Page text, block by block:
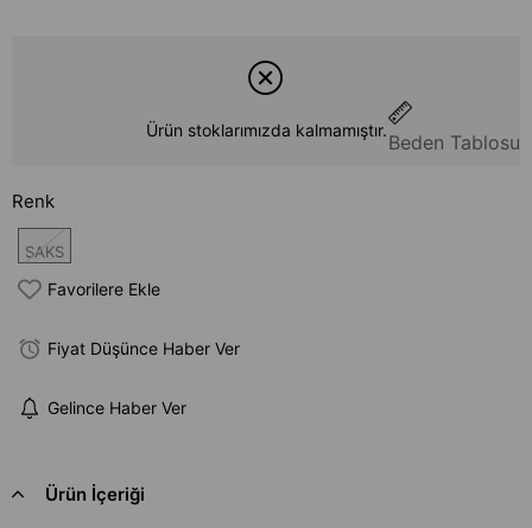
Beden Tablosu
Ürün stoklarımızda kalmamıştır.
Renk
SAKS
Favorilere Ekle
Fiyat Düşünce Haber Ver
Gelince Haber Ver
Ürün İçeriği